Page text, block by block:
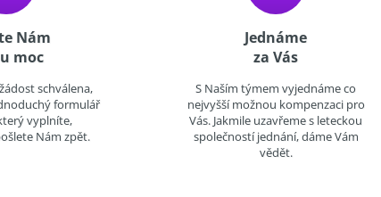
Nám
moc
schválena,
formulář
vyplníte,
Nám zpět.
Jednáme
za Vás
S Naším týmem vyjednáme co
nejvyšší možnou kompenzaci pro
Vás. Jakmile uzavřeme s leteckou
společností jednání, dáme Vám
vědět.